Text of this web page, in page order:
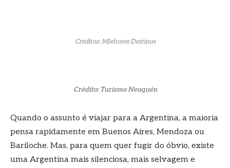
Créditos: Mlehores Destinos
Crédito: Turismo Neuquén
Quando o assunto é viajar para a Argentina, a maioria
pensa rapidamente em Buenos Aires, Mendoza ou
Bariloche. Mas, para quem quer fugir do óbvio, existe
uma Argentina mais silenciosa, mais selvagem e